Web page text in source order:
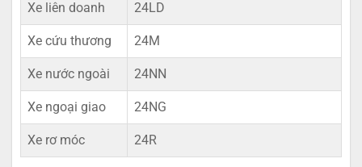
Xe liên doanh 24LD
Xe cứu thương 24M
Xe nước ngoài 24NN
Xe ngoại giao 24NG
Xe rơ móc 24R